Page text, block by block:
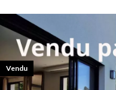
Vendu